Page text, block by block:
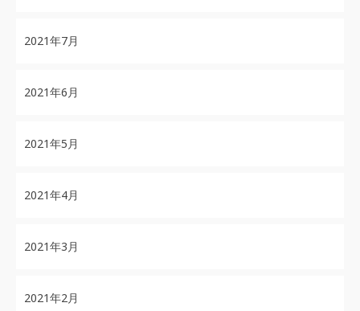
2021年7月
2021年6月
2021年5月
2021年4月
2021年3月
2021年2月